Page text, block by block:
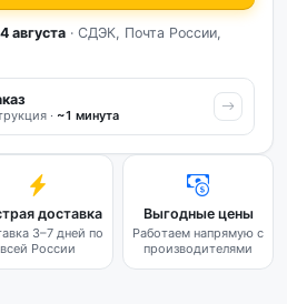
августа · СДЭК, Почта России,
· ~1 минута
доставка
3–7 дней по
всей России
Выгодные цены
Работаем напрямую с
производителями